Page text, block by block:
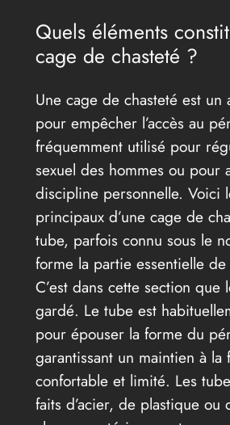
Quels éléments
cage de chasteté ?
Une cage de chasteté est un
pour empêcher l’accès au
fréquemment utilisé pour
sexuel des hommes ou pour
discipline personnelle. Voici
principaux d’une cage de
tube, parfois connu sous le
forme la partie essentielle de
C’est dans cette section que
gardé. Le tube est
pour épouser la forme du
garantissant un maintien à la
confortable et limité. Les
faits d’acier, de plastique ou